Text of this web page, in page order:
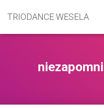
TRIODANCE WESELA